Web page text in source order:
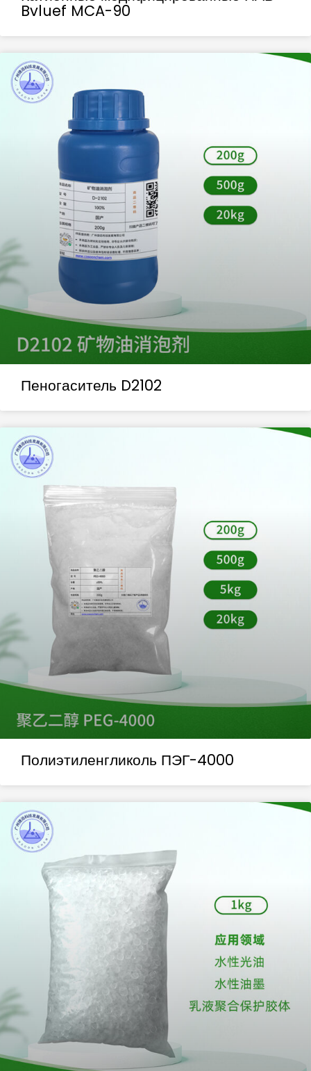
Bvluef MCA-90
Пеногаситель D2102
Полиэтиленгликоль ПЭГ-4000